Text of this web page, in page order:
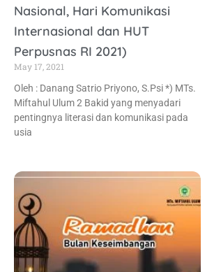
Nasional, Hari Komunikasi
Internasional dan HUT
Perpusnas RI 2021)
May 17, 2021
Oleh : Danang Satrio Priyono, S.Psi *) MTs.
Miftahul Ulum 2 Bakid yang menyadari
pentingnya literasi dan komunikasi pada
usia